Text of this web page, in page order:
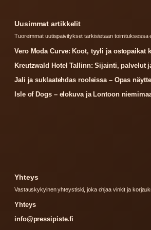
Uusimmat artikkelit
Tuoreimmat uutispaivitykset tarkistetaan toimituksessa
Vero Moda Curve: Koot, tyyli ja ostopaikat
Kreutzwald Hotel Tallinn: Sijainti, palvelut
Jali ja suklaatehdas rooleissa – Opas
Isle of Dogs – elokuva ja Lontoon
Yhteys
Vastauskykyinen yhteystiski, joka ohjaa vinkit ja
Yhteys
info@pressipiste.fi